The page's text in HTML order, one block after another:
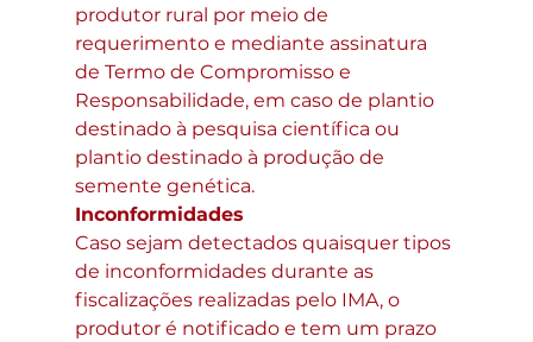
produtor rural por meio de
requerimento e mediante assinatura
de Termo de Compromisso e
Responsabilidade, em caso de plantio
destinado à pesquisa científica ou
plantio destinado à produção de
semente genética.
Inconformidades
Caso sejam detectados quaisquer tipos
de inconformidades durante as
fiscalizações realizadas pelo IMA, o
produtor é notificado e tem um prazo